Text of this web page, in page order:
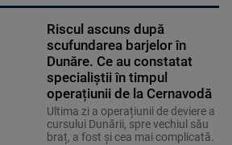
Riscul ascuns după
scufundarea barjelor în
Dunăre. Ce au constatat
specialiștii în timpul
operațiunii de la Cernavodă
Ultima zi a operațiunii de deviere a
cursului Dunării, spre vechiul său
braț, a fost și cea mai complicată.